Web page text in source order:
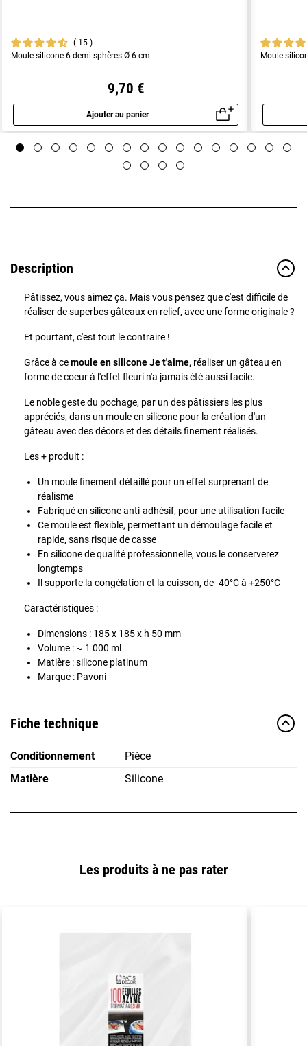
15
Moule silicone 6 demi-sphères Ø 6 cm
9,70 €
Ajouter au panier
Aperçu rapide
Moule
Description
Pâtissez, vous aimez ça. Mais vous pensez que c'est difficile de
réaliser de superbes gâteaux en relief, avec une forme originale ?
Et pourtant, c'est tout le contraire !
Grâce à cemoule en silicone Je t'aime, réaliser un gâteau en
forme de coeur à l'effet fleuri n'a jamais été aussi facile.
Le noble geste du pochage, par un des pâtissiers les plus
appréciés, dans un moule en silicone pour la création d'un
gâteau avec des décors et des détails finement réalisés.
Les + produit :
Un moule finement détaillé pour un effet surprenant de
réalisme
Fabriqué en silicone anti-adhésif, pour une utilisation facile
Ce moule est flexible, permettant un démoulage facile et
rapide, sans risque de casse
En silicone de qualité professionnelle, vous le conserverez
longtemps
Il supporte la congélation et la cuisson, de -40°C à +250°C
Caractéristiques :
Dimensions : 185 x 185 x h 50 mm
Volume : ~ 1 000 ml
Matière : silicone platinum
Marque : Pavoni
Fiche technique
Conditionnement
Pièce
Matière
Silicone
Les produits à ne pas rater